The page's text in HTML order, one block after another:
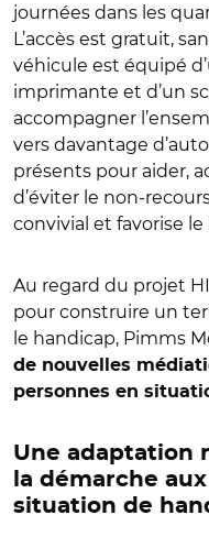
journées dans les
L’accès est gratuit,
véhicule est équipé
imprimante et d’un
accompagner
vers davantage
présents pour aider,
d’éviter le non-
convivial et favorise le
Au regard du projet
pour construire un
le handicap, Pimms
de nouvelles
personnes en
Une adaptation
la démarche
situation de